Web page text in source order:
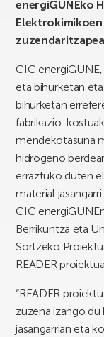
energiGUNEko
CIC energiGUNE
eta bihurketan
bihurketan
fabrikazio-
mendekotasuna
hidrogeno
erraztuko duten
material
CIC
Berrikuntza eta
Sortzeko
READER
“READER
zuzena izango
jasangarrian eta